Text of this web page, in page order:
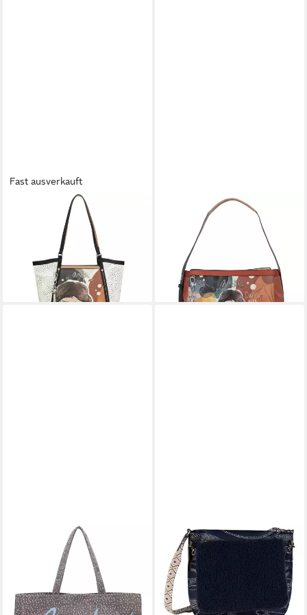
Fast ausverkauft
Umhängetasche Anekke
Shopper Alma multicolor (1, 1-
102,90 €
lieferbar - in 2-3 Werktagen bei dir
Schultertasche Alma,
Polyurethan
71,67 €
-29%
lieferbar - in 2-3 Werktagen bei dir
FRITZI AUS PREUSSEN
Schultertasche Canvas
UVP 49,99 €
lieferbar - in 2-3 Werktagen bei dir
OILILY
Schultertasche Crossbody
(Set, 2-tlg)
99,80 €
lieferbar - in 2-3 Werktagen bei dir